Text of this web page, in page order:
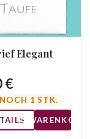
Elegant
€
1 STK.
WARENKORB